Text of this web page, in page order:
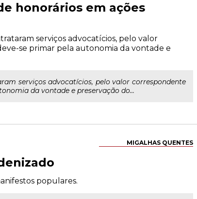
honorários em ações
serviços advocatícios, pelo valor
se primar pela autonomia da vontade e
serviços advocatícios, pelo valor correspondente
da vontade e preservação do...
MIGALHAS QUENTES
populares.